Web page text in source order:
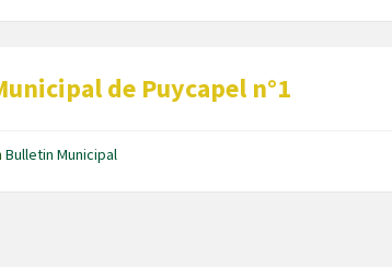
de Puycapel n°1
Bulletin Municipal